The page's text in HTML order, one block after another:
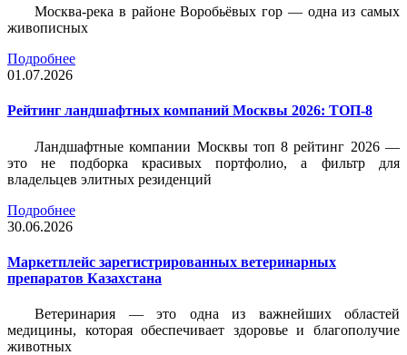
Москва-река в районе Воробьёвых гор — одна из самых
живописных
Подробнее
01.07.2026
Рейтинг ландшафтных компаний Москвы 2026: ТОП-8
Ландшафтные компании Москвы топ 8 рейтинг 2026 —
это не подборка красивых портфолио, а фильтр для
владельцев элитных резиденций
Подробнее
30.06.2026
Маркетплейс зарегистрированных ветеринарных
препаратов Казахстана
Ветеринария — это одна из важнейших областей
медицины, которая обеспечивает здоровье и благополучие
животных